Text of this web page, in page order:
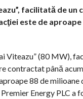
facilitată de un
este de aproape
Viteazu” (80 MW),
contractat până
88 de milioane
Energy PLC a